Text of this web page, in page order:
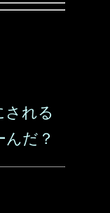
される
だ？